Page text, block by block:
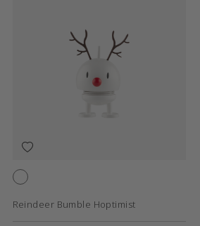
Reindeer Bumble Hoptimist